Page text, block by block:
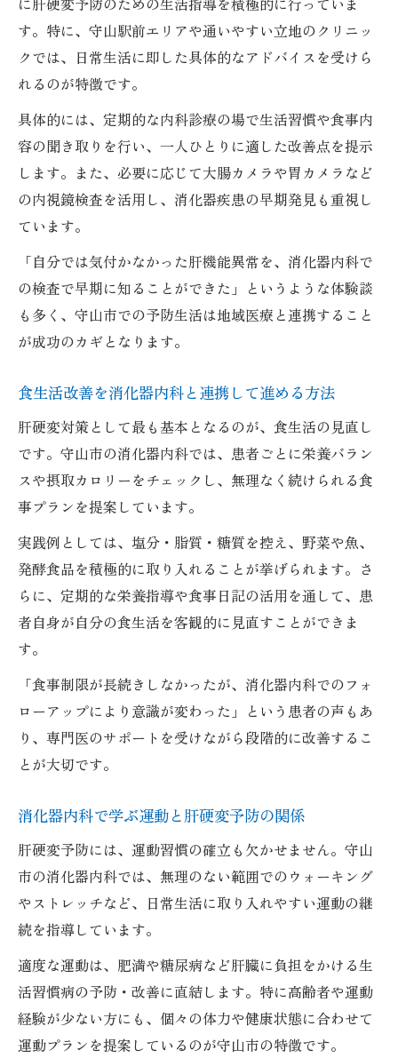
す。特に、守山駅前エリアや通いやすい立地のクリニッ
クでは、日常生活に即した具体的なアドバイスを受けら
れるのが特徴です。
具体的には、定期的な内科診療の場で生活習慣や食事内
容の聞き取りを行い、一人ひとりに適した改善点を提示
します。また、必要に応じて大腸カメラや胃カメラなど
の内視鏡検査を活用し、消化器疾患の早期発見も重視し
ています。
「自分では気付かなかった肝機能異常を、消化器内科で
の検査で早期に知ることができた」というような体験談
も多く、守山市での予防生活は地域医療と連携すること
が成功のカギとなります。
食生活改善を消化器内科と連携して進める方法
肝硬変対策として最も基本となるのが、食生活の見直し
です。守山市の消化器内科では、患者ごとに栄養バラン
スや摂取カロリーをチェックし、無理なく続けられる食
事プランを提案しています。
実践例としては、塩分・脂質・糖質を控え、野菜や魚、
発酵食品を積極的に取り入れることが挙げられます。さ
らに、定期的な栄養指導や食事日記の活用を通して、患
者自身が自分の食生活を客観的に見直すことができま
す。
「食事制限が長続きしなかったが、消化器内科でのフォ
ローアップにより意識が変わった」という患者の声もあ
り、専門医のサポートを受けながら段階的に改善するこ
とが大切です。
消化器内科で学ぶ運動と肝硬変予防の関係
肝硬変予防には、運動習慣の確立も欠かせません。守山
市の消化器内科では、無理のない範囲でのウォーキング
やストレッチなど、日常生活に取り入れやすい運動の継
続を指導しています。
適度な運動は、肥満や糖尿病など肝臓に負担をかける生
活習慣病の予防・改善に直結します。特に高齢者や運動
経験が少ない方にも、個々の体力や健康状態に合わせて
運動プランを提案しているのが守山市の特徴です。